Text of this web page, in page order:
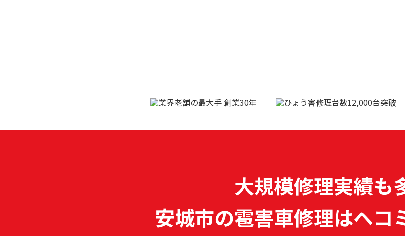
大規模修理実績も
安城市の雹害車修理はヘコ